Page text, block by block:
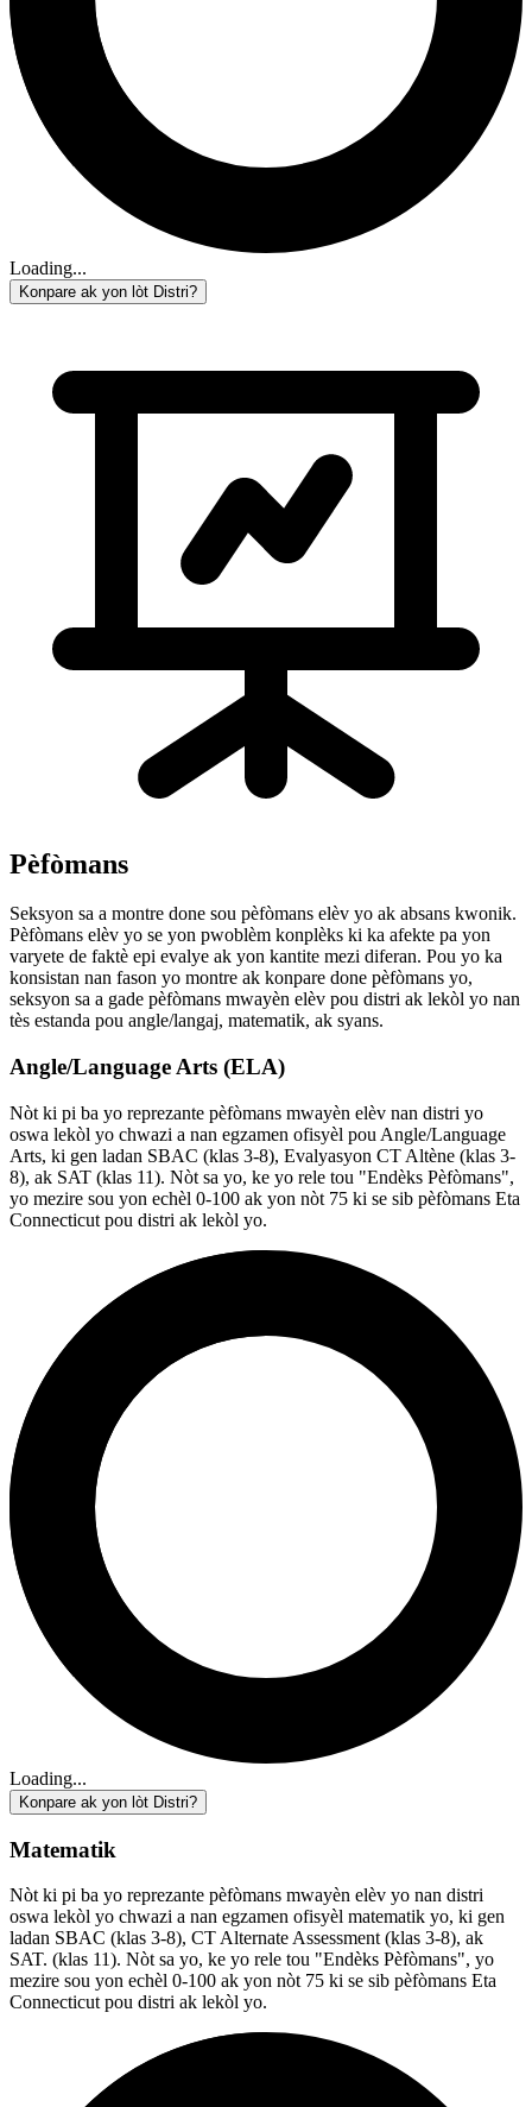
Loading...
Konpare ak yon lòt Distri?
Pèfòmans
Seksyon sa a montre done sou pèfòmans elèv yo ak absans kwonik.
Pèfòmans elèv yo se yon pwoblèm konplèks ki ka afekte pa yon
varyete de faktè epi evalye ak yon kantite mezi diferan. Pou yo ka
konsistan nan fason yo montre ak konpare done pèfòmans yo,
seksyon sa a gade pèfòmans mwayèn elèv pou distri ak lekòl yo nan
tès estanda pou angle/langaj, matematik, ak syans.
Angle/Language Arts (ELA)
Nòt ki pi ba yo reprezante pèfòmans mwayèn elèv nan distri yo
oswa lekòl yo chwazi a nan egzamen ofisyèl pou Angle/Language
Arts, ki gen ladan SBAC (klas 3-8), Evalyasyon CT Altène (klas 3-
8), ak SAT (klas 11). Nòt sa yo, ke yo rele tou "Endèks Pèfòmans",
yo mezire sou yon echèl 0-100 ak yon nòt 75 ki se sib pèfòmans Eta
Connecticut pou distri ak lekòl yo.
Loading...
Konpare ak yon lòt Distri?
Matematik
Nòt ki pi ba yo reprezante pèfòmans mwayèn elèv yo nan distri
oswa lekòl yo chwazi a nan egzamen ofisyèl matematik yo, ki gen
ladan SBAC (klas 3-8), CT Alternate Assessment (klas 3-8), ak
SAT. (klas 11). Nòt sa yo, ke yo rele tou "Endèks Pèfòmans", yo
mezire sou yon echèl 0-100 ak yon nòt 75 ki se sib pèfòmans Eta
Connecticut pou distri ak lekòl yo.